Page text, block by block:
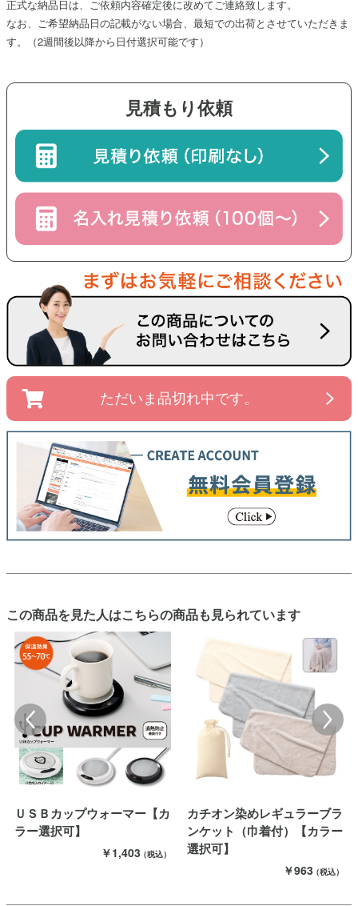
正式な納品日は、ご依頼内容確定後に改めてご連絡致します。
なお、ご希望納品日の記載がない場合、最短での出荷とさせていただきま
す。（2週間後以降から日付選択可能です）
見積もり依頼
ただいま品切れ中です。
この商品を見た人はこちらの商品も見られています
ＵＳＢカップウォーマー【カ
ラー選択可】
￥1,403（税込）
カチオン染めレギュラーブラ
ンケット（巾着付）【カラー
選択可】
￥963（税込）